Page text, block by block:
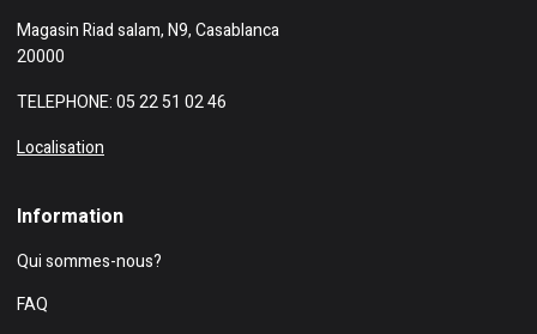
MagasinRiad salam, N9, Casablanca
20000
TELEPHONE: 05 22 51 02 46
Localisation
Information
Qui sommes-nous?
FAQ